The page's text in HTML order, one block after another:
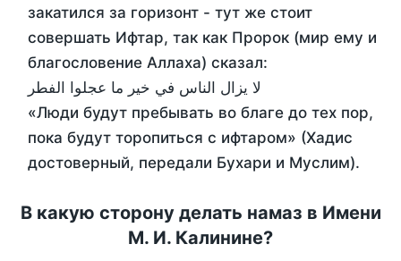
закатился за горизонт - тут же стоит
совершать Ифтар, так как Пророк (мир ему и
благословение Аллаха) сказал:
لا يزال الناس في خير ما عجلوا الفطر
«Люди будут пребывать во благе до тех пор,
пока будут торопиться с ифтаром» (Хадис
достоверный, передали Бухари и Муслим).
В какую сторону делать намаз в Имени
М. И. Калинине?